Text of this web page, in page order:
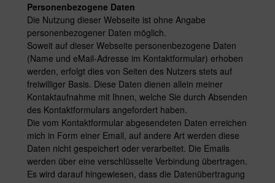
Personenbezogene Daten
Die Nutzung dieser Webseite ist ohne Angabe
personenbezogener Daten möglich.
Soweit auf dieser Webseite personenbezogene Daten
(Name und eMail-Adresse im Kontaktformular) erhoben
werden, erfolgt dies von Seiten des Nutzers stets auf
freiwilliger Basis. Diese Daten dienen allein meiner
Kontaktaufnahme mit Ihnen, welche Sie durch Absenden
des Kontaktformulars angefordert haben.
Die vom Kontaktformular abgesendeten Daten erreichen
mich in Form einer Email, auf andere Art werden diese
Daten nicht gespeichert oder verarbeitet. Die Emails
werden über eine verschlüsselte Verbindung übertragen.
Es wird darauf hingewiesen, dass die Datenübertragung